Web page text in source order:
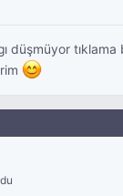
düşmüyor tıklama